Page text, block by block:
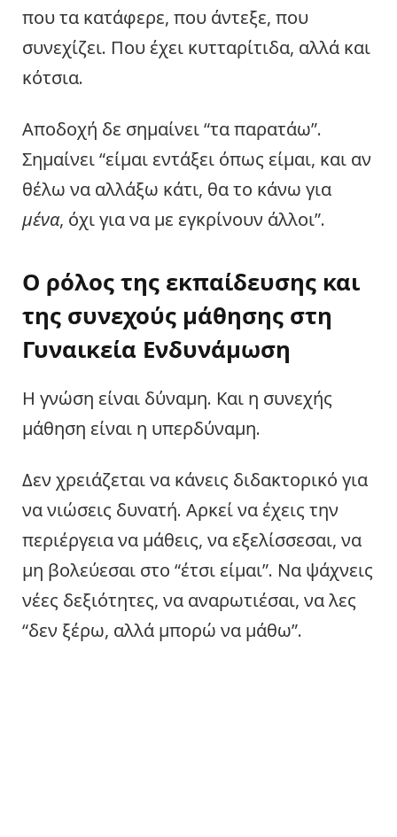
που τα κατάφερε, που άντεξε, που
συνεχίζει. Που έχει κυτταρίτιδα, αλλά και
κότσια.
Αποδοχή δε σημαίνει “τα παρατάω”.
Σημαίνει “είμαι εντάξει όπως είμαι, και αν
θέλω να αλλάξω κάτι, θα το κάνω για
μένα, όχι για να με εγκρίνουν άλλοι”.
Ο ρόλος της εκπαίδευσης και
της συνεχούς μάθησης στη
Γυναικεία Ενδυνάμωση
Η γνώση είναι δύναμη. Και η συνεχής
μάθηση είναι η υπερδύναμη.
Δεν χρειάζεται να κάνεις διδακτορικό για
να νιώσεις δυνατή. Αρκεί να έχεις την
περιέργεια να μάθεις, να εξελίσσεσαι, να
μη βολεύεσαι στο “έτσι είμαι”. Να ψάχνεις
νέες δεξιότητες, να αναρωτιέσαι, να λες
“δεν ξέρω, αλλά μπορώ να μάθω”.